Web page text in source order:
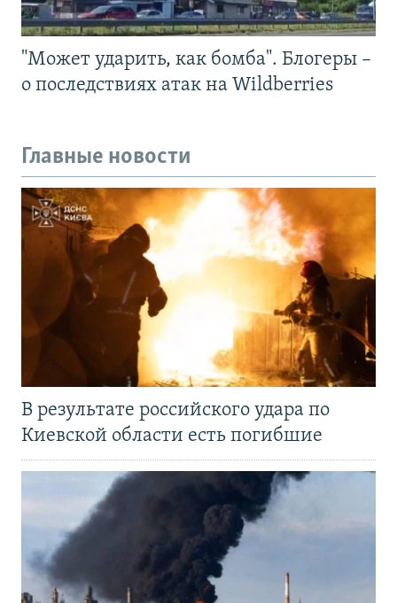
"Может ударить, как бомба". Блогеры –
о последствиях атак на Wildberries
Главные новости
В результате российского удара по
Киевской области есть погибшие